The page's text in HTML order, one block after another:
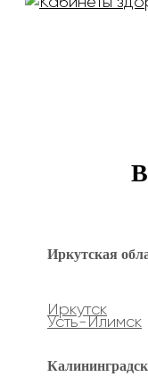
Иркутская
Иркутск
Усть-Илимск